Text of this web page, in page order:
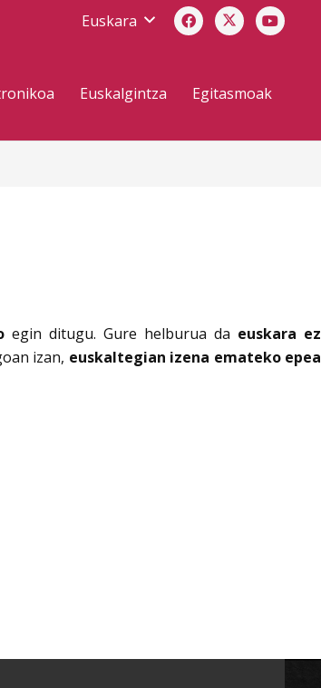
Euskara
Euskalgintza Egitasmoak
egin ditugu. Gure helburua da euskara ez
izan, euskaltegian izena emateko epea